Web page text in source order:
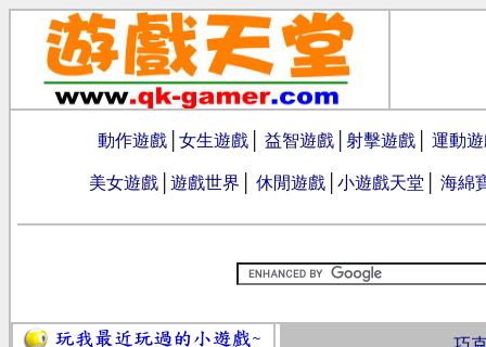
動作遊戲 女生遊戲 益智遊戲 射擊遊戲 運動
美女遊戲 遊戲世界 休閒遊戲 小遊戲天堂 海綿